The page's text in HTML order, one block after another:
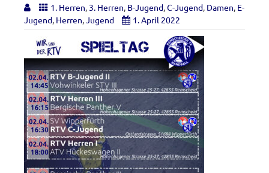
1. Herren, 3. Herren, B-Jugend,C-Jugend, Damen, E-
Jugend, Herren,Jugend 1. April 2022